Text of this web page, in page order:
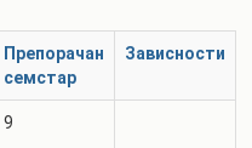
Препорачан
семстар
Зависности
9